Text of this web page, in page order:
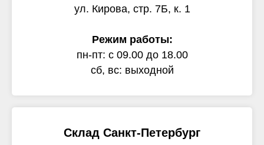
ул. Кирова, стр. 7Б, к. 1
Режим работы:
пн-пт: с 09.00 до 18.00
сб, вс: выходной
Склад Санкт-Петербург